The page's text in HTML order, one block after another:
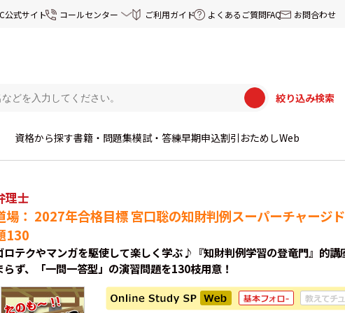
公式サイト コールセンター ご利用ガイド よくあるご質問FAQ お問合わせ
絞り込み検索
資格から探す書籍・問題集模試・答練早期申込割引 おためしWeb
理士
場： 2027年合格目標 宮口聡の知財判例スーパーチャージ
130
ロテクやマンガを駆使して楽しく学ぶ♪『知財判例学習の登竜門』的講
らず、「一問一答型」の演習問題を130枝用意！